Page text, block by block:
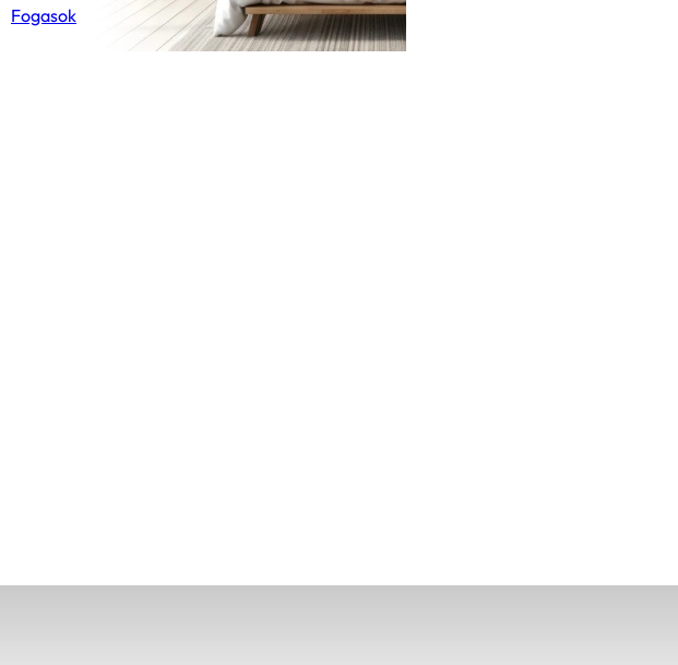
Fogasok